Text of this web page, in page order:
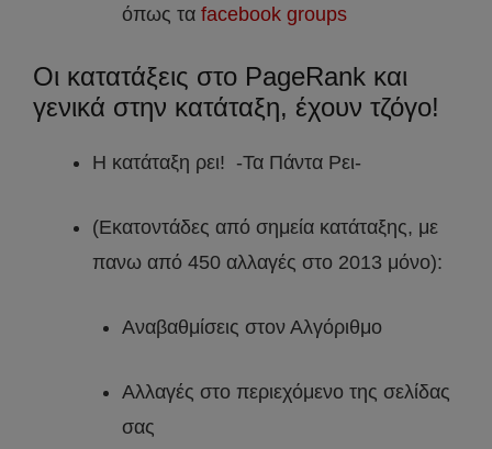
όπως τα facebook groups
Οι κατατάξεις στο PageRank και
γενικά στην κατάταξη, έχουν τζόγο!
Η κατάταξη ρει! -Τα Πάντα Ρει-
(Εκατοντάδες από σημεία κατάταξης, με
πανω από 450 αλλαγές στο 2013 μόνο):
Αναβαθμίσεις στον Αλγόριθμο
Αλλαγές στο περιεχόμενο της σελίδας
σας